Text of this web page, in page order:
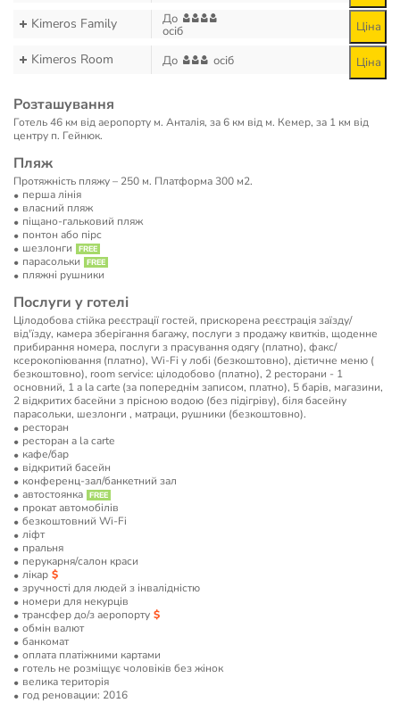
Kimeros Family До
осіб Ціна
Kimeros Room До осіб Ціна
Розташування
Готель 46 км від аеропорту м. Анталія, за 6 км від м. Кемер, за 1 км від
центру п. Гейнюк.
Пляж
Протяжність пляжу – 250 м. Платформа 300 м2.
перша лінія
власний пляж
піщано-гальковий пляж
понтон або пірс
шезлонги
парасольки
пляжні рушники
Послуги у готелі
Цілодобова стійка реєстрації гостей, прискорена реєстрація заїзду/
від'їзду, камера зберігання багажу, послуги з продажу квитків, щоденне
прибирання номера, послуги з прасування одягу (платно), факс/
ксерокопіювання (платно), Wi-Fi у лобі (безкоштовно), дієтичне меню (
безкоштовно), room service: цілодобово (платно), 2 ресторани - 1
основний, 1 a la carte (за попереднім записом, платно), 5 барів, магазини,
2 відкритих басейни з прісною водою (без підігріву), біля басейну
парасольки, шезлонги , матраци, рушники (безкоштовно).
ресторан
ресторан a la carte
кафе/бар
відкритий басейн
конференц-зал/банкетний зал
автостоянка
прокат автомобілів
безкоштовний Wi-Fi
ліфт
пральня
перукарня/салон краси
лікар
зручності для людей з інвалідністю
номери для некурців
трансфер до/з аеропорту
обмін валют
банкомат
оплата платіжними картами
готель не розміщує чоловіків без жінок
велика територія
год реновации: 2016